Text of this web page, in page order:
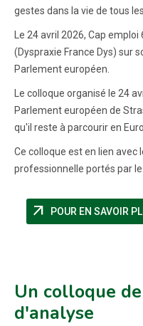
gestes dans la vie de tous
Le 24 avril 2026, Cap
(Dyspraxie France Dys) sur
Parlement européen.
Le colloque organisé le 24
Parlement européen de
qu'il reste à parcourir en
Ce colloque est en lien avec
professionnelle portés par le
arrow_outward POUR EN SAVOIR
Un colloque
d'analyse